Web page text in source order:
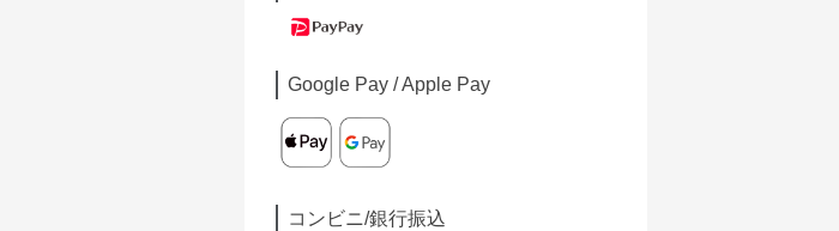
Google Pay / Apple Pay
コンビニ/銀行振込